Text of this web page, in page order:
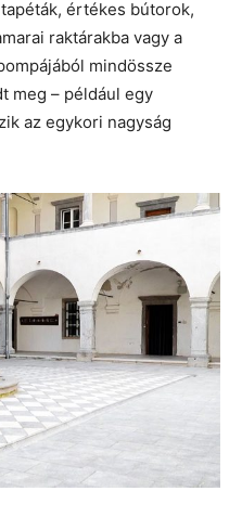
értékes bútorok,
raktárakba vagy a
mindössze
meg – például egy
az egykori nagyság